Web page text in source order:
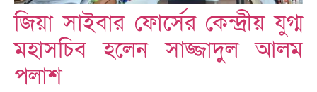
জিয়া সাইবার ফোর্সের কেন্দ্রীয় যুগ্ম
মহাসচিব হলেন সাজ্জাদুল আলম
পলাশ